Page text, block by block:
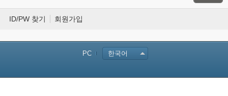
ID/PW 찾기 회원가입
PC 한국어